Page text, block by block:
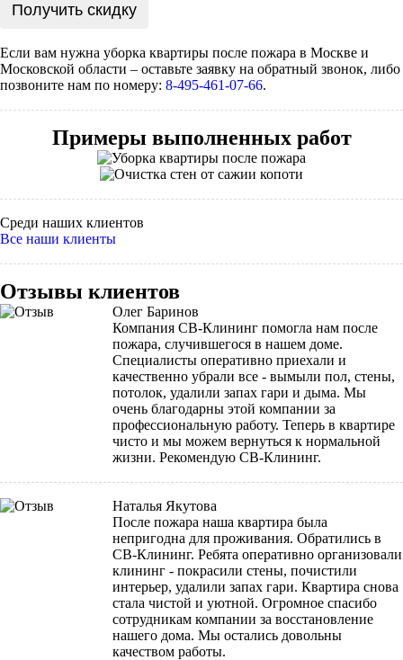
Получить скидку
Если вам нужна уборка квартиры после пожара в Москве и
Московской области – оставьте заявку на обратный звонок, либо
позвоните нам по номеру: 8-495-461-07-66.
Примеры выполненных работ
Среди наших клиентов
Все наши клиенты
Отзывы клиентов
Олег Баринов
Компания СВ-Клининг помогла нам после
пожара, случившегося в нашем доме.
Специалисты оперативно приехали и
качественно убрали все - вымыли пол, стены,
потолок, удалили запах гари и дыма. Мы
очень благодарны этой компании за
профессиональную работу. Теперь в квартире
чисто и мы можем вернуться к нормальной
жизни. Рекомендую СВ-Клининг.
Наталья Якутова
После пожара наша квартира была
непригодна для проживания. Обратились в
СВ-Клининг. Ребята оперативно организовали
клининг - покрасили стены, почистили
интерьер, удалили запах гари. Квартира снова
стала чистой и уютной. Огромное спасибо
сотрудникам компании за восстановление
нашего дома. Мы остались довольны
качеством работы.